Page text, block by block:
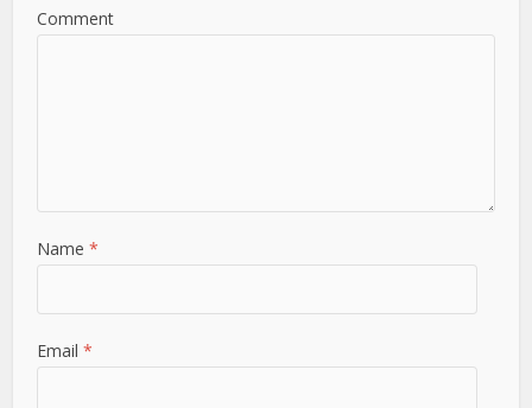
Comment
Name*
Email*